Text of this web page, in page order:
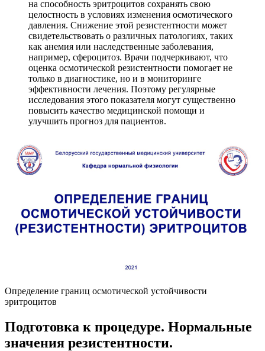
на способность эритроцитов сохранять свою
целостность в условиях изменения осмотического
давления. Снижение этой резистентности может
свидетельствовать о различных патологиях, таких
как анемия или наследственные заболевания,
например, сфероцитоз. Врачи подчеркивают, что
оценка осмотической резистентности помогает не
только в диагностике, но и в мониторинге
эффективности лечения. Поэтому регулярные
исследования этого показателя могут существенно
повысить качество медицинской помощи и
улучшить прогноз для пациентов.
Определение границ осмотической устойчивости
эритроцитов
Подготовка к процедуре. Нормальные
значения резистентности.